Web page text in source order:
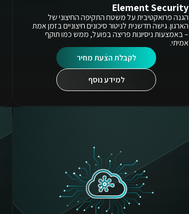
Element Security
הגנה פרואקטיבית על משטח התקיפה החיצוני של
הארגון. גישה חדשנית לניטור סיכונים חיצוניים בזמן אמת
– באמצעות ניסיונות פריצה בפועל, ממש כמו תוקף
אמיתי.
לקבלת הצעת מחיר
למידע נוסף